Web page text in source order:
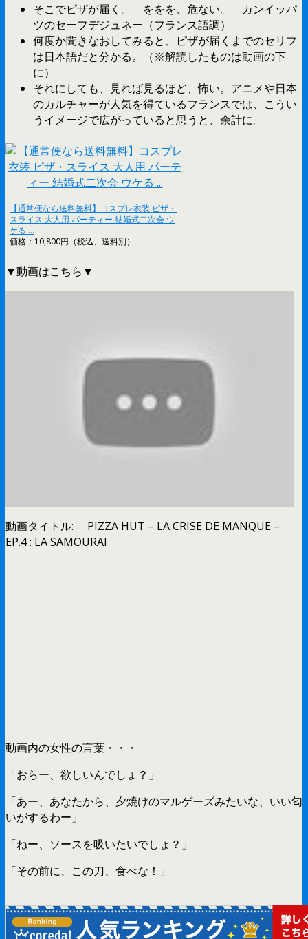
そこでピザが届く。 ををを、危ない。 カンイッパ
ツのセーフデジュネー（フランス語調）
何度か聞きなおしてみると、ピザが届くまでのセリフ
は日本語だと分かる。（※解読したものは動画の下
に）
それにしても、見れば見るほど、怖い。アニメや日本
のカルチャーが人気を得ているフランスでは、こうい
うイメージで広がっていると思うと、余計に。
【通常便なら送料無料】コスプレ衣装 ピザ・
スライス 大人用 パーティー 結婚式二次会 ウ
ケる …
価格：10,800円（税込、送料別）
▼動画はこちら▼
動画タイトル: PIZZA HUT – LA CRISE DE MANQUE –
EP.4 : LA SAMOURAI
動画内の女性の言葉・・・
「おらー、欲しいんでしょ？」
「あー、あなたから、夕焼けのマルゲーズみたいな、いい匂
いがするわー」
「ねー、ソースを吸いたいでしょ？」
「その前に、この刀、食べな！」